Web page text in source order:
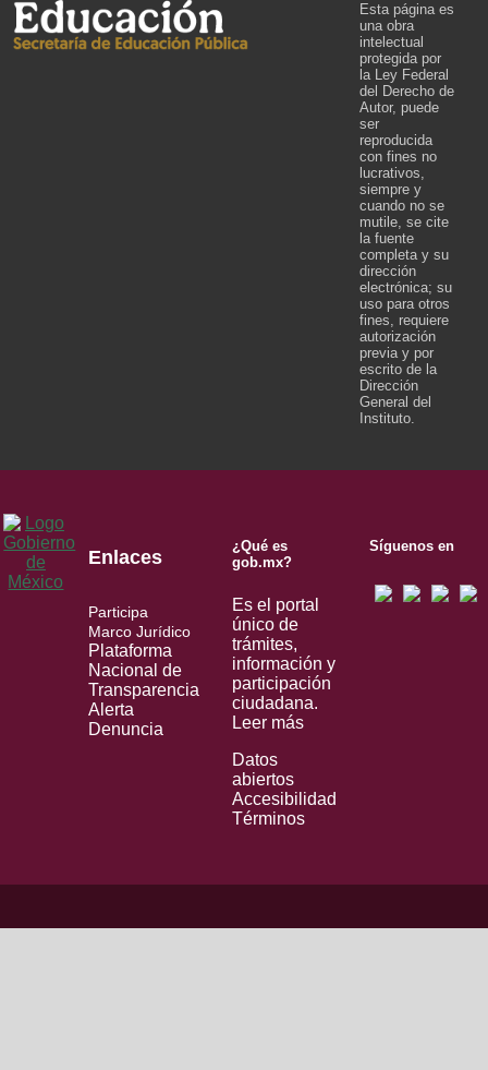
Esta página es
una obra
intelectual
protegida por
la Ley Federal
del Derecho de
Autor, puede
ser
reproducida
con fines no
lucrativos,
siempre y
cuando no se
mutile, se cite
la fuente
completa y su
dirección
electrónica; su
uso para otros
fines, requiere
autorización
previa y por
escrito de la
Dirección
General del
Instituto.
Enlaces
Participa
Marco Jurídico
Plataforma
Nacional de
Transparencia
Alerta
Denuncia
¿Qué es
gob.mx?
Es el portal
único de
trámites,
información y
participación
ciudadana.
Leer más
Datos
abiertos
Accesibilidad
Términos
Síguenos en